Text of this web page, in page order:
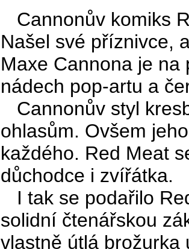
Cannonův komiks
Našel své příznivce,
Maxe Cannona je
nádech pop-artu a
Cannonův styl
ohlasům. Ovšem
každého. Red Meat
důchodce i zvířátka.
I tak se podařilo
solidní čtenářskou
vlastně útlá brožurka